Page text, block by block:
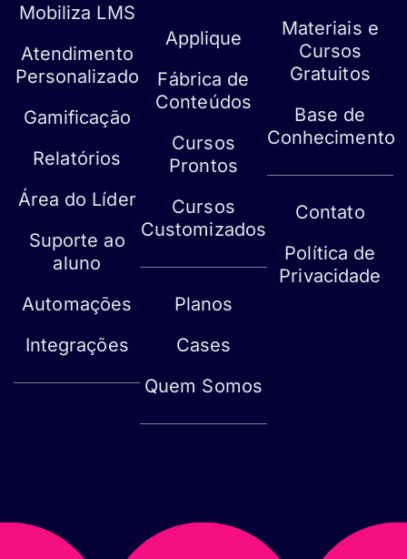
Mobiliza LMS
Atendimento
Personalizado
Gamificação
Relatórios
Área do Líder
Suporte ao
aluno
Automações
Integrações
Applique
Fábrica de
Conteúdos
Cursos
Prontos
Cursos
Customizados
Planos
Cases
Quem Somos
Materiais e
Cursos
Gratuitos
Base de
Conhecimento
Contato
Política de
Privacidade